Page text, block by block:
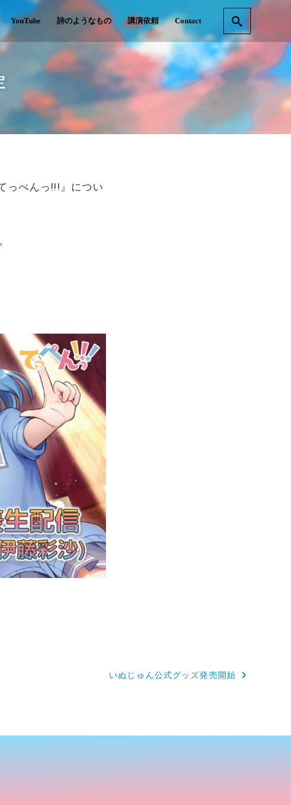
YouTube 詩のようなもの 講演依頼 Contact
っぺんっ!!!』につい
いぬじゅん公式グッズ発売開始